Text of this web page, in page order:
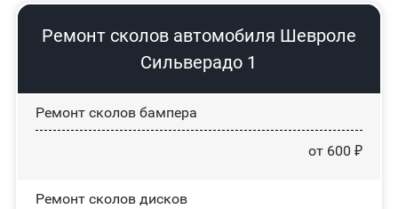
Ремонт сколов автомобиля Шевроле
Сильверадо 1
Ремонт сколов бампера
от 600 ₽
Ремонт сколов дисков